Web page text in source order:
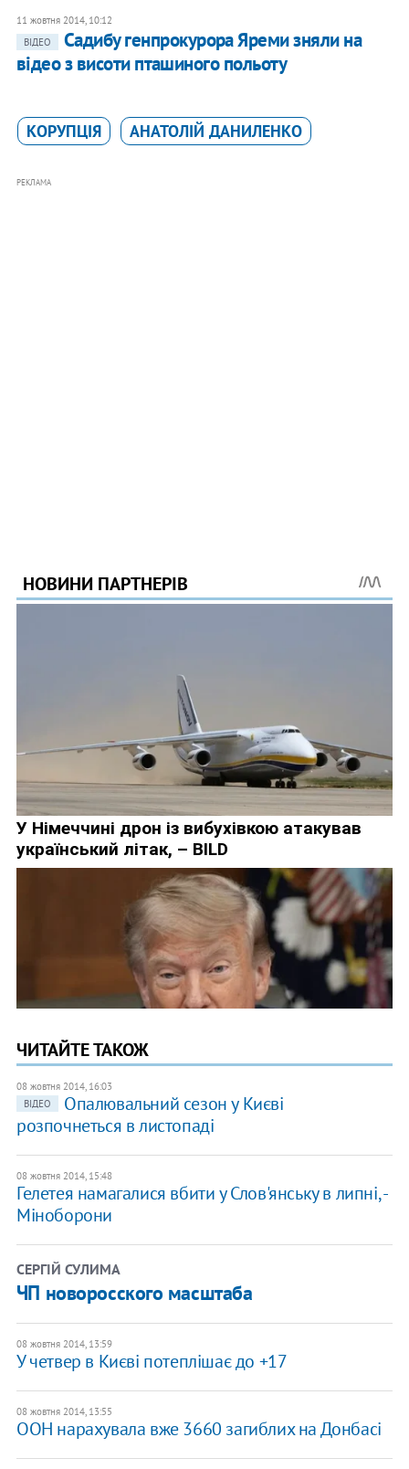
11 жовтня 2014, 10:12
ВІДЕО
Садибу генпрокурора Яреми зняли на
відео з висоти пташиного польоту
КОРУПЦІЯ АНАТОЛІЙ ДАНИЛЕНКО
РЕКЛАМА
ЧИТАЙТЕ ТАКОЖ
08 жовтня 2014, 16:03
ВІДЕО
Опалювальний сезон у Києві
розпочнеться в листопаді
08 жовтня 2014, 15:48
Гелетея намагалися вбити у Слов'янську в липні, -
Міноборони
СЕРГІЙ СУЛИМА
ЧП новоросского масштаба
08 жовтня 2014, 13:59
У четвер в Києві потеплішає до +17
08 жовтня 2014, 13:55
ООН нарахувала вже 3660 загиблих на Донбасі